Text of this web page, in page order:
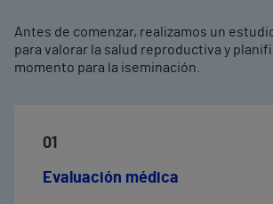
Antes de comenzar, realizamos un
para valorar la salud reproductiva y
momento para la iseminación.
01
Evaluación médica